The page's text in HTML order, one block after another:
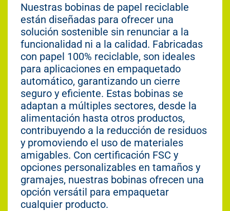
Nuestras bobinas de papel reciclable
están diseñadas para ofrecer una
solución sostenible sin renunciar a la
funcionalidad ni a la calidad. Fabricadas
con papel 100% reciclable, son ideales
para aplicaciones en empaquetado
automático, garantizando un cierre
seguro y eficiente. Estas bobinas se
adaptan a múltiples sectores, desde la
alimentación hasta otros productos,
contribuyendo a la reducción de residuos
y promoviendo el uso de materiales
amigables. Con certificación FSC y
opciones personalizables en tamaños y
gramajes, nuestras bobinas ofrecen una
opción versátil para empaquetar
cualquier producto.